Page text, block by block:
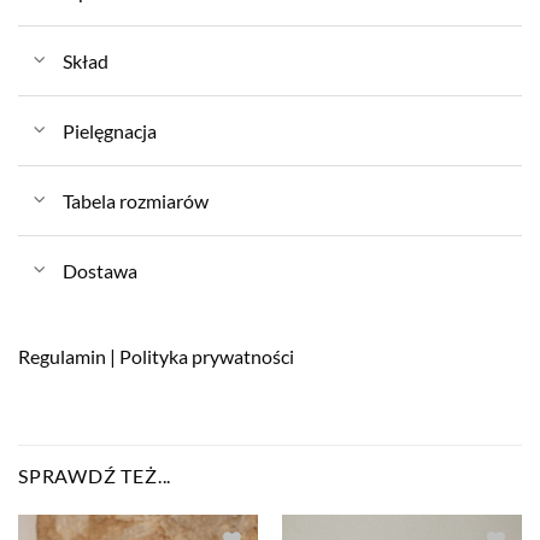
Skład
Pielęgnacja
Tabela rozmiarów
Dostawa
Regulamin | Polityka prywatności
SPRAWDŹ TEŻ...